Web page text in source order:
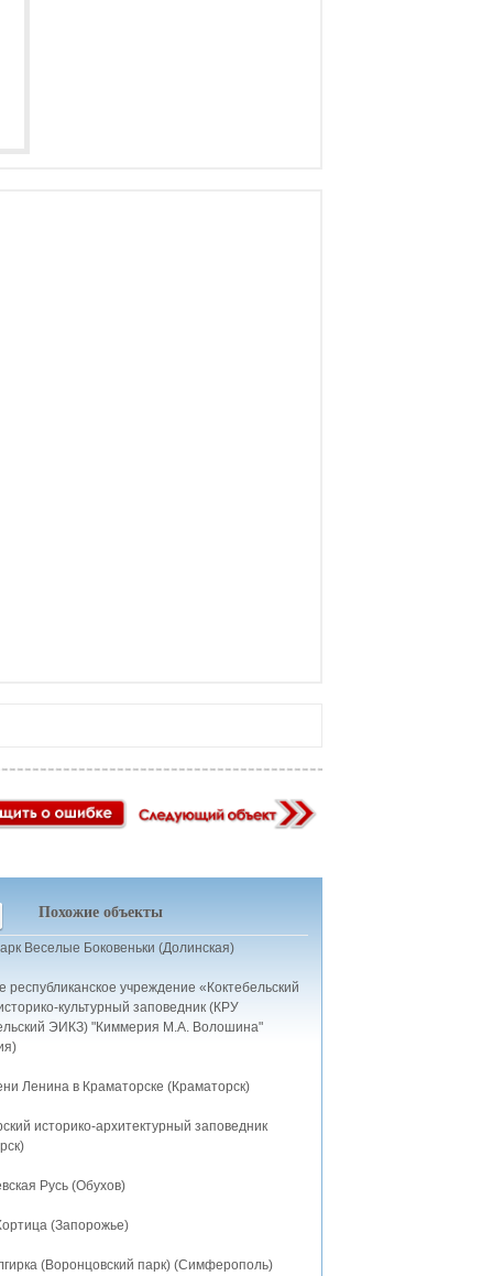
Похожие объекты
Веселые Боковеньки (Долинская)
республиканское учреждение «Коктебельский
культурный заповедник (КРУ
ЭИКЗ) "Киммерия М.А. Волошина"
Ленина в Краматорске (Краматорск)
историко-архитектурный заповедник
Русь (Обухов)
(Запорожье)
(Воронцовский парк) (Симферополь)